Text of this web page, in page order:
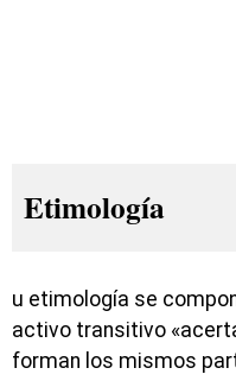
Etimología
u etimología se
activo transitivo
forman los mismos